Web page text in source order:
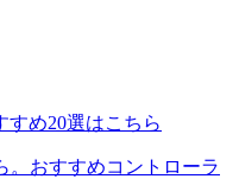
すめ20選はこちら
。おすすめコントローラ